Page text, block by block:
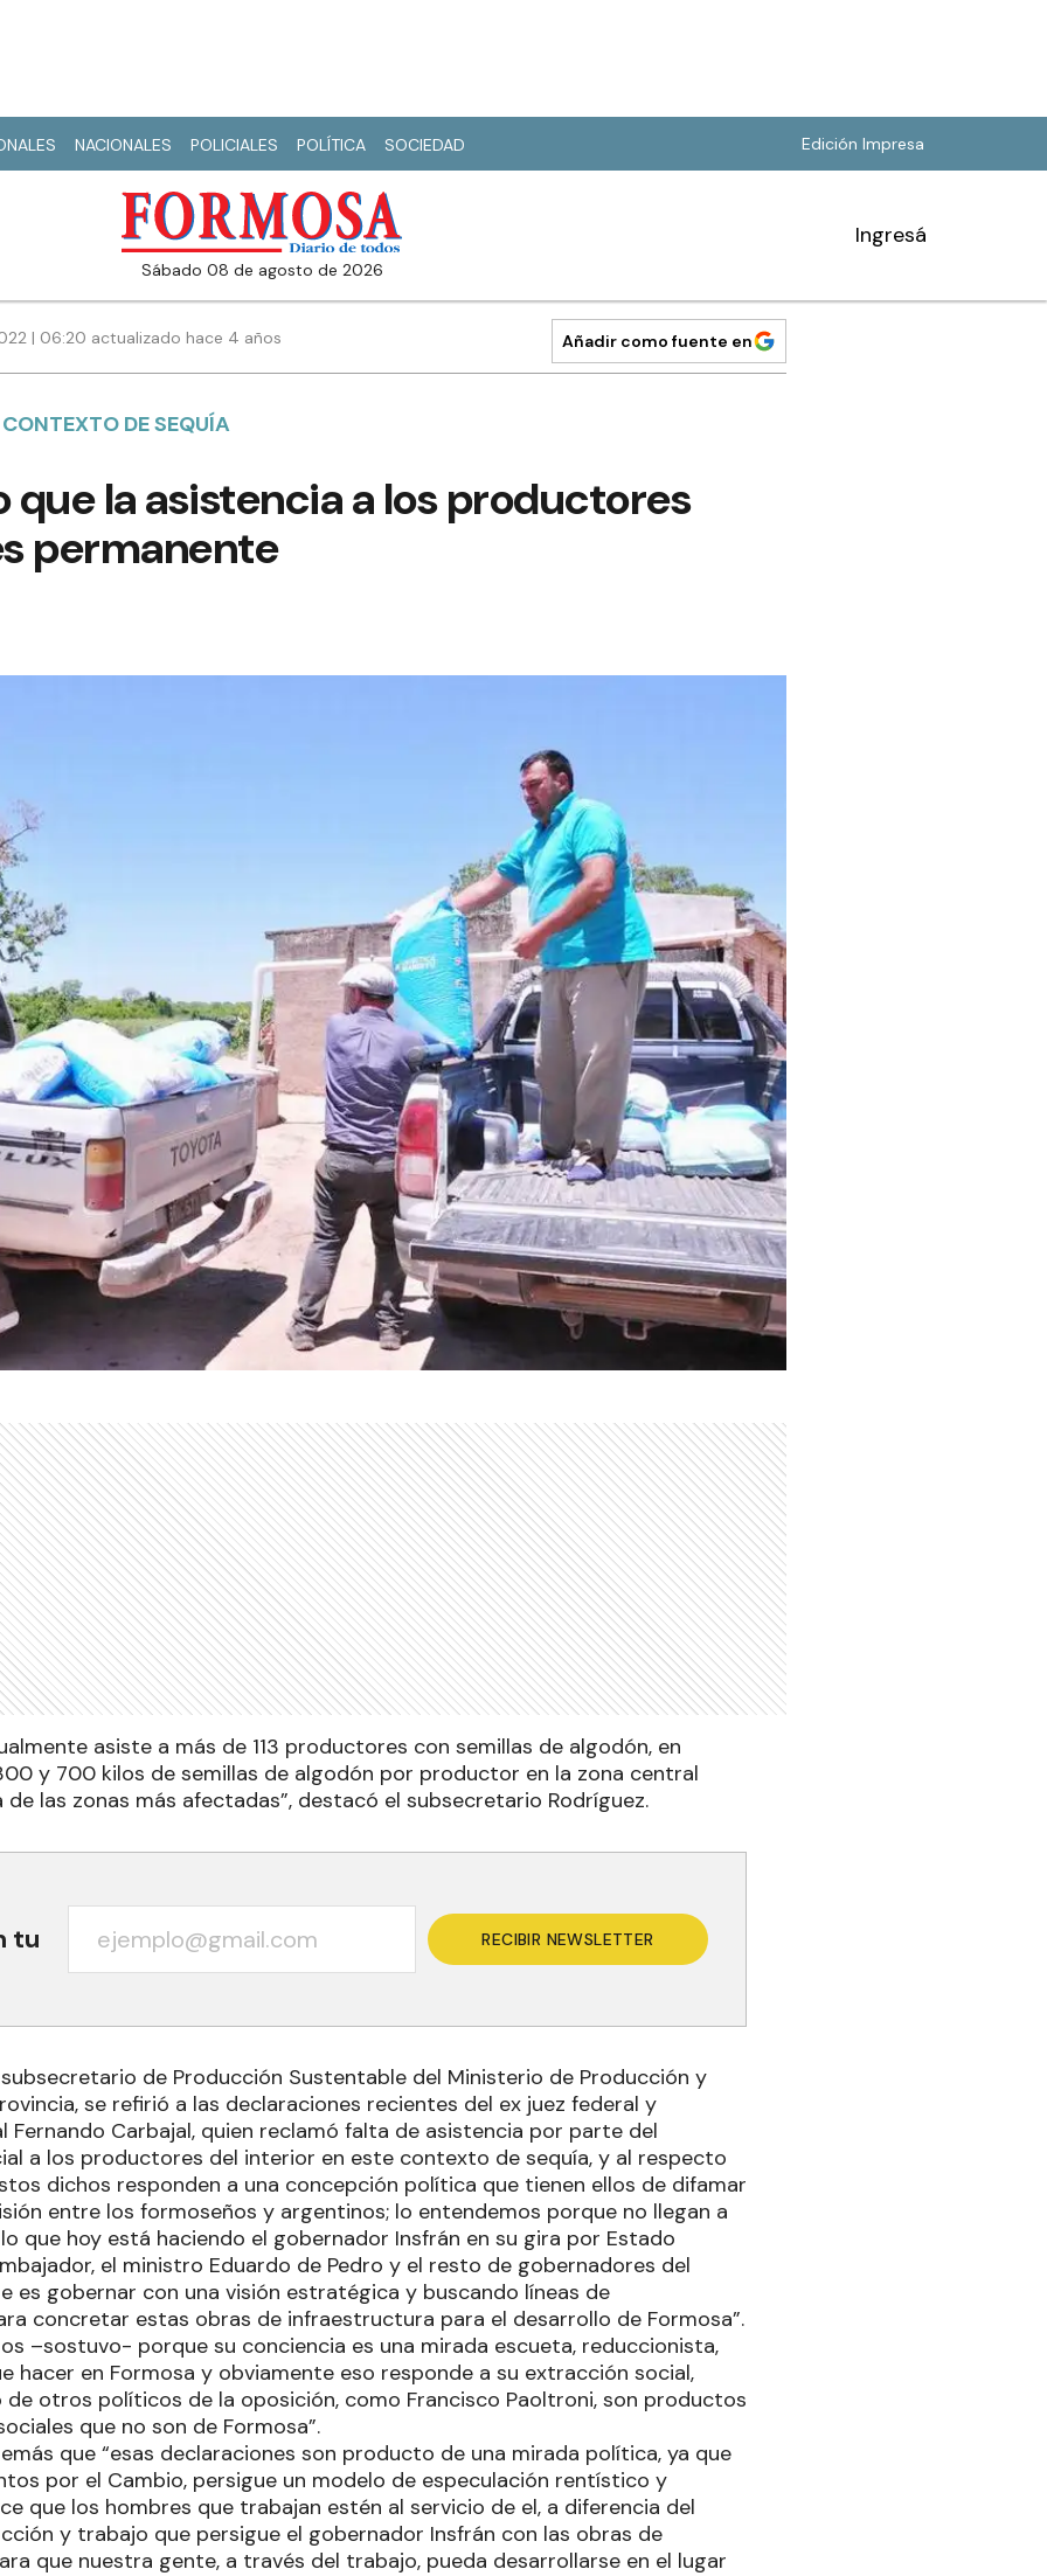
NACIONALES POLICIALES POLÍTICA SOCIEDAD Edición Impresa
sábado 08 de agosto de 2026
Ingresá
| 06:20 actualizado hace 4 años Añadir como fuente en
DE SEQUÍA
que la asistencia a los productores
permanente
asiste a más de 113 productores con semillas de algodón, en
y 700 kilos de semillas de algodón por productor en la zona central
de las zonas más afectadas”, destacó el subsecretario Rodríguez.
tu RECIBIR NEWSLETTER
subsecretario de Producción Sustentable del Ministerio de Producción y
se refirió a las declaraciones recientes del ex juez federal y
Fernando Carbajal, quien reclamó falta de asistencia por parte del
a los productores del interior en este contexto de sequía, y al respecto
dichos responden a una concepción política que tienen ellos de difamar
entre los formoseños y argentinos; lo entendemos porque no llegan a
que hoy está haciendo el gobernador Insfrán en su gira por Estado
el ministro Eduardo de Pedro y el resto de gobernadores del
es gobernar con una visión estratégica y buscando líneas de
concretar estas obras de infraestructura para el desarrollo de Formosa”.
–sostuvo- porque su conciencia es una mirada escueta, reduccionista,
hacer en Formosa y obviamente eso responde a su extracción social,
otros políticos de la oposición, como Francisco Paoltroni, son productos
que no son de Formosa”.
que “esas declaraciones son producto de una mirada política, ya que
por el Cambio, persigue un modelo de especulación rentístico y
que los hombres que trabajan estén al servicio de el, a diferencia del
y trabajo que persigue el gobernador Insfrán con las obras de
que nuestra gente, a través del trabajo, pueda desarrollarse en el lugar